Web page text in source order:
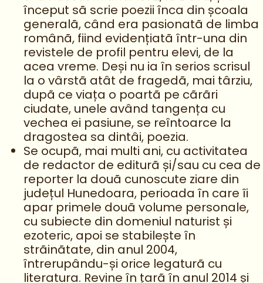
început sã scrie poezii înca din școala
generalã, când era pasionatã de limba
românã, fiind evidențiatã într-una din
revistele de profil pentru elevi, de la
acea vreme. Deși nu ia în serios scrisul
la o vârstã atât de fragedã, mai târziu,
dupã ce viața o poartã pe cãrãri
ciudate, unele având tangența cu
vechea ei pasiune, se reîntoarce la
dragostea sa dintâi, poezia.
Se ocupã, mai multi ani, cu activitatea
de redactor de editurã și/sau cu cea de
reporter la douã cunoscute ziare din
județul Hunedoara, perioada în care îi
apar primele douã volume personale,
cu subiecte din domeniul naturist și
ezoteric, apoi se stabilește în
strãinãtate, din anul 2004,
întrerupându-și orice legaturã cu
literatura. Revine în țarã în anul 2014 și